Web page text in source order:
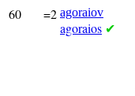
60 =2 agoraiov
agoraios ✔